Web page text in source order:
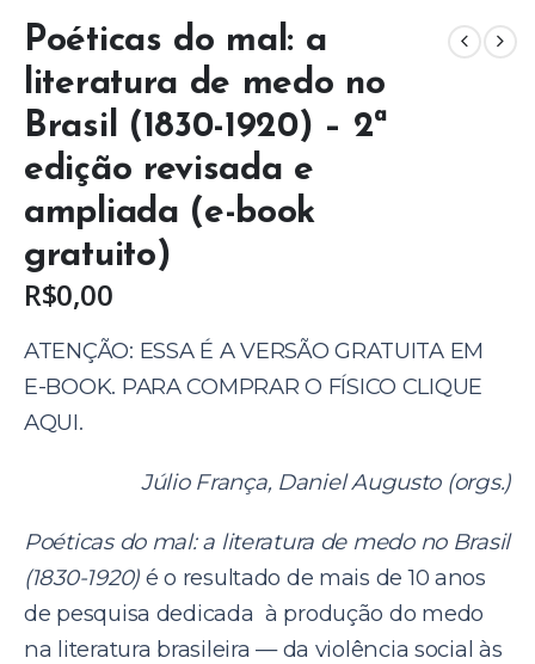
Poéticas do mal: a
literatura de medo no
Brasil (1830-1920) – 2ª
edição revisada e
ampliada (e-book
gratuito)
R$0,00
ATENÇÃO: ESSA É A VERSÃO GRATUITA EM
E-BOOK. PARA COMPRAR O FÍSICO CLIQUE
AQUI.
Júlio França, Daniel Augusto (orgs.)
Poéticas do mal: a literatura de medo no Brasil
(1830-1920)é o resultado de mais de 10 anos
de pesquisa dedicada à produção do medo
na literatura brasileira — da violência social às